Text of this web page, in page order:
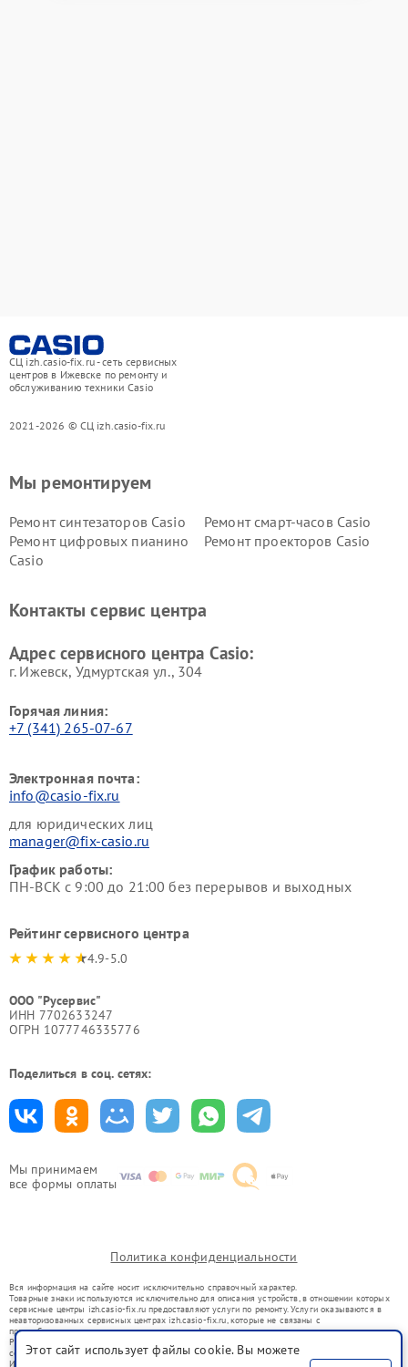
СЦ izh.casio-fix.ru - сеть сервисных
центров в Ижевске по ремонту и
обслуживанию техники Casio
2021-2026 © СЦ izh.casio-fix.ru
Мы принимаем
все формы оплаты
Мы ремонтируем
Ремонт синтезаторов Casio
Ремонт смарт-часов Casio
Ремонт цифровых пианино
Casio
Ремонт проекторов Casio
Контакты сервис центра
Адрес сервисного центра Casio:
г. Ижевск, Удмуртская ул., 304
Горячая линия:
+7 (341) 265-07-67
Электронная почта:
info@casio-fix.ru
для юридических лиц
manager@fix-casio.ru
График работы:
ПН-ВСК с 9:00 до 21:00 без перерывов и выходных
Рейтинг сервисного центра
4.9-5.0
ООО "Русервис"
ИНН 7702633247
ОГРН 1077746335776
Поделиться в соц. сетях:
Политика конфиденциальности
Вся информация на сайте носит исключительно справочный характер.
Товарные знаки используются исключительно для описания устройств, в отношении которых
сервисные центры izh.casio-fix.ru предоставляют услуги по ремонту. Услуги оказываются в
неавторизованных сервисных центрах izh.casio-fix.ru, которые не связаны с
правообладателями товарных знаков или их официальными представителями.
Ремонт осуществляется для устройств, уже введенных в гражданский оборот в соответствии
со статьей 1487 ГК РФ.
Использование товарных знаков не преследует цели индивидуализации услуг или введения
Этот сайт использует файлы cookie. Вы можете